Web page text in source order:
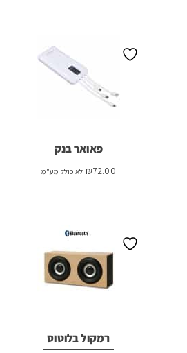
פאואר בנק
₪72.00 לא כולל מע"מ
רמקול בלוטוס